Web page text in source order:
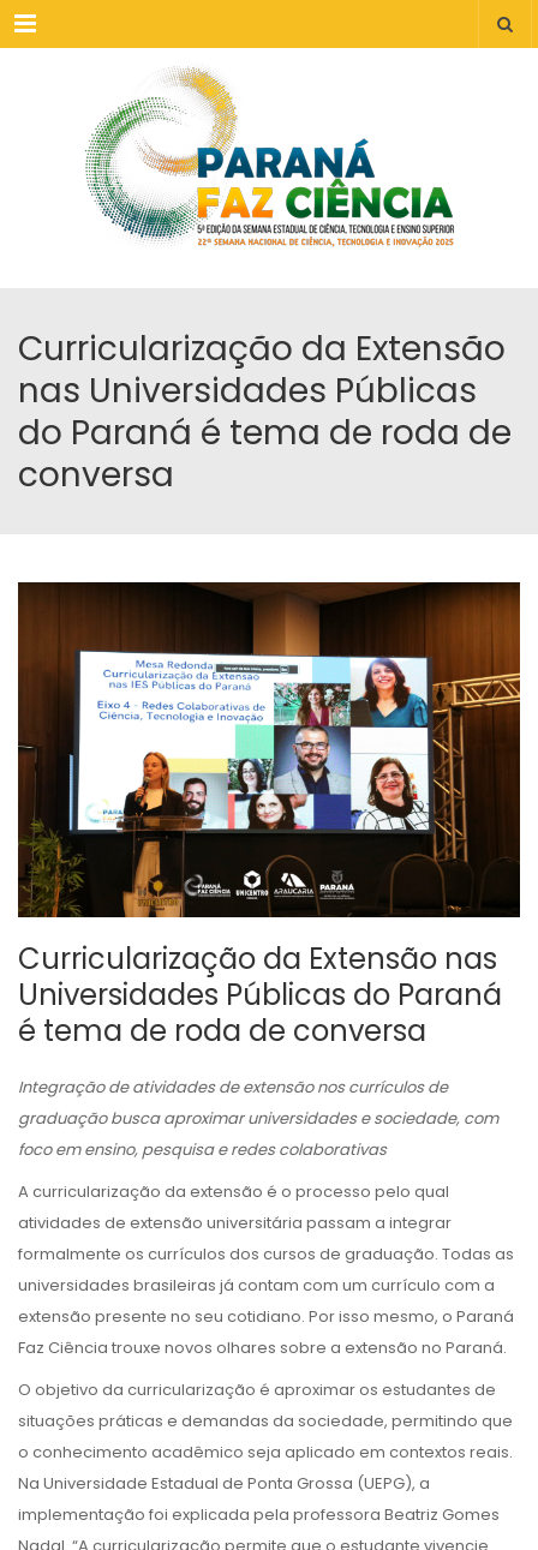
Menu
Curricularização da Extensão
nas Universidades Públicas
do Paraná é tema de roda de
conversa
Curricularização da Extensão nas
Universidades Públicas do Paraná
é tema de roda de conversa
Integração de atividades de extensão nos currículos de
graduação busca aproximar universidades e sociedade, com
foco em ensino, pesquisa e redes colaborativas
A curricularização da extensão é o processo pelo qual
atividades de extensão universitária passam a integrar
formalmente os currículos dos cursos de graduação. Todas as
universidades brasileiras já contam com um currículo com a
extensão presente no seu cotidiano. Por isso mesmo, o Paraná
Faz Ciência trouxe novos olhares sobre a extensão no Paraná.
O objetivo da curricularização é aproximar os estudantes de
situações práticas e demandas da sociedade, permitindo que
o conhecimento acadêmico seja aplicado em contextos reais.
Na Universidade Estadual de Ponta Grossa (UEPG), a
implementação foi explicada pela professora Beatriz Gomes